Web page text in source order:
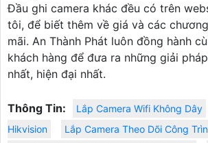
Đầu ghi camera khác đều có trên
tôi, để biết thêm về giá và các
mãi. An Thành Phát luôn đồng hành
khách hàng để đưa ra những giải
nhất, hiện đại nhất.
Thông Tin: Lắp Camera Wifi Không Dây
Hikvision
Lắp Camera Theo Dõi Công